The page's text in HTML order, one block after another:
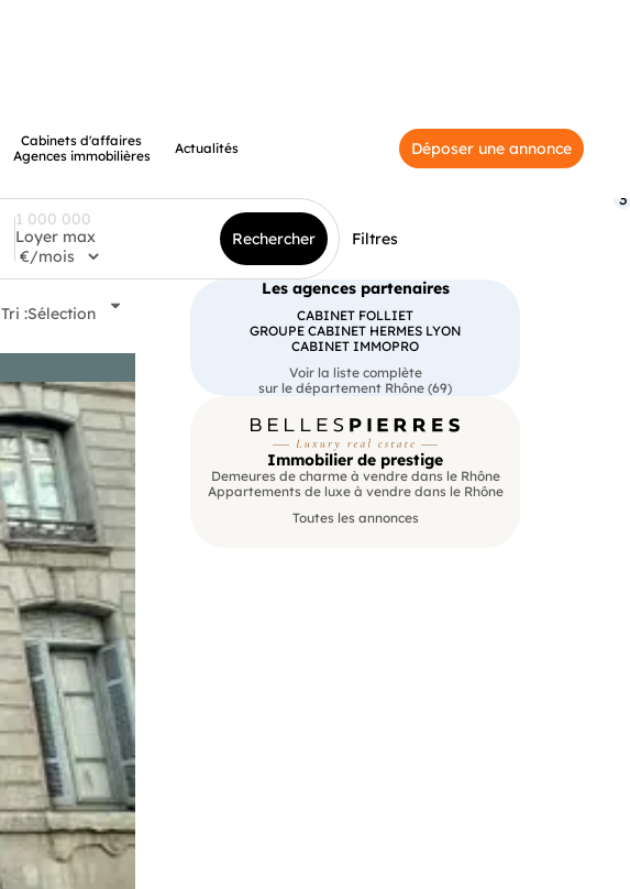
Cabinets d'affaires
Agences immobilières
Actualités Déposer une annonce
Loyer max Rechercher Filtres
3
Tri :Sélection
Les agences partenaires
CABINET FOLLIET
GROUPE CABINET HERMES LYON
CABINET IMMOPRO
Voir la liste complète
sur le département Rhône (69)
Immobilier de prestige
Demeures de charme à vendre dans le Rhône
Appartements de luxe à vendre dans le Rhône
Toutes les annonces